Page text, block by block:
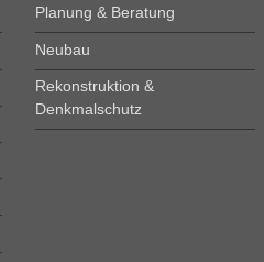
Planung & Beratung
Neubau
Rekonstruktion &
Denkmalschutz